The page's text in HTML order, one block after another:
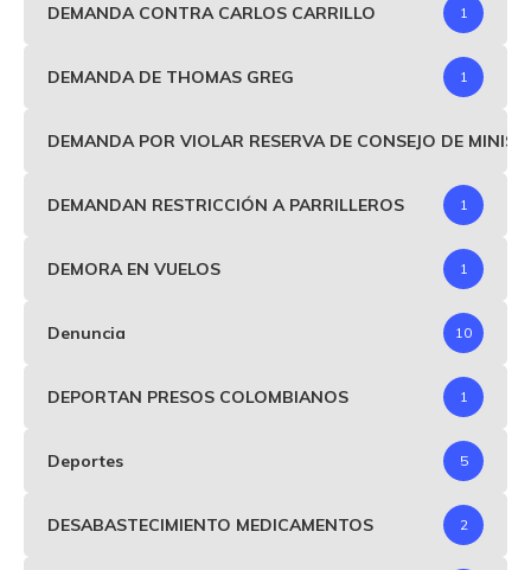
DEMANDA CONTRA CARLOS CARRILLO 1
DEMANDA DE THOMAS GREG 1
DEMANDA POR VIOLAR RESERVA DE CONSEJO DE
DEMANDAN RESTRICCIÓN A PARRILLEROS 1
DEMORA EN VUELOS 1
Denuncia 10
DEPORTAN PRESOS COLOMBIANOS 1
Deportes 5
DESABASTECIMIENTO MEDICAMENTOS 2